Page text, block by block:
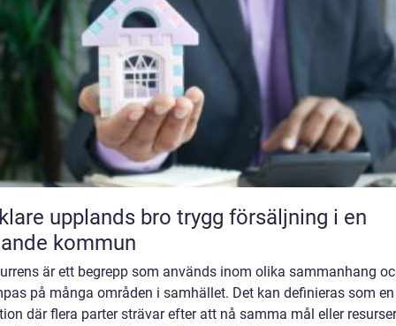
upplands bro trygg försäljning i en
kommun
är ett begrepp som används inom olika sammanhang
på många områden i samhället. Det kan definieras som en
där flera parter strävar efter att nå samma mål eller